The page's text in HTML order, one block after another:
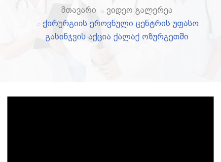
მთავარი
ვიდეო გალერეა
ქირურგიის ეროვნული ცენტრის უფასო
გასინჯვის აქცია ქალაქ ოზურგეთში